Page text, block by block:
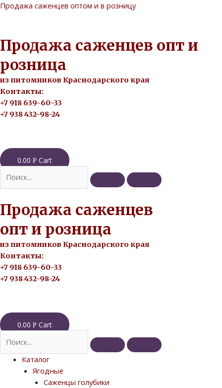
Перейти
Продажа саженцев оптом и в розницу
Продажа саженцев опт и
розница
из питомников Краснодарского края
Контакты:
+7 918 639-60-33
+7 938 432-98-24
0.00 Р Cart
Продажа саженцев
опт и розница
из питомников Краснодарского края
Контакты:
+7 918 639-60-33
+7 938 432-98-24
0.00 Р Cart
Каталог
Ягодные
Саженцы голубики